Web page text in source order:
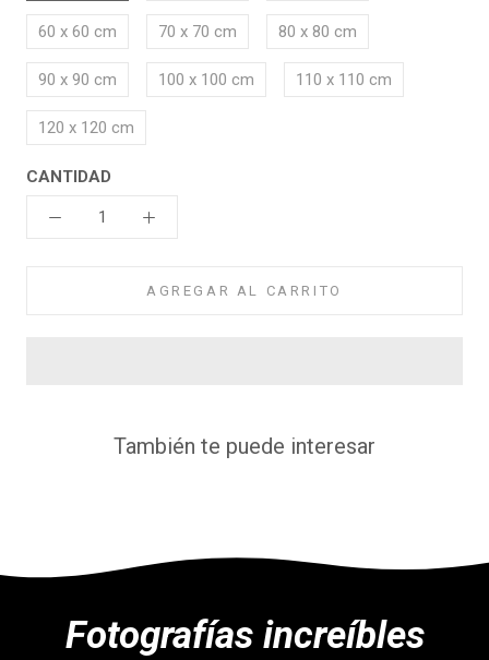
60 x 60 cm 70 x 70 cm 80 x 80 cm
90 x 90 cm 100 x 100 cm 110 x 110 cm
120 x 120 cm
CANTIDAD
AGREGAR AL CARRITO
También te puede interesar
Fotografías increíbles